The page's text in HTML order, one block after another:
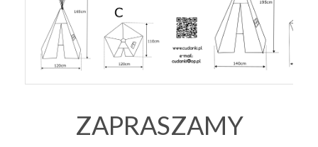
ZAPRASZAMY